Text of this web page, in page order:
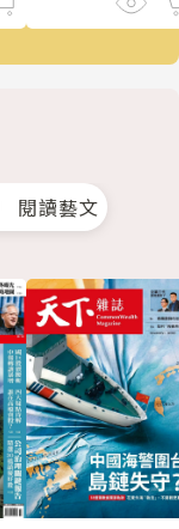
閱讀藝文